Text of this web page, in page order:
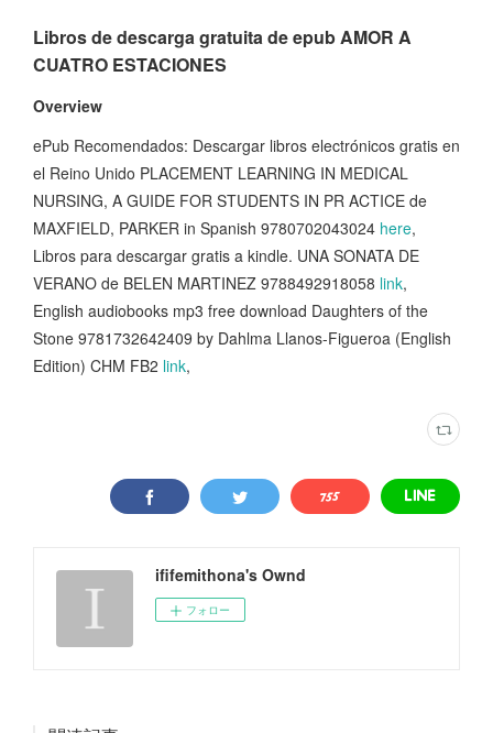
Libros de descarga gratuita de epub AMOR A
CUATRO ESTACIONES
Overview
ePub Recomendados: Descargar libros electrónicos gratis en
el Reino Unido PLACEMENT LEARNING IN MEDICAL
NURSING, A GUIDE FOR STUDENTS IN PR ACTICE de
MAXFIELD, PARKER in Spanish 9780702043024 here,
Libros para descargar gratis a kindle. UNA SONATA DE
VERANO de BELEN MARTINEZ 9788492918058 link,
English audiobooks mp3 free download Daughters of the
Stone 9781732642409 by Dahlma Llanos-Figueroa (English
Edition) CHM FB2 link,
ififemithona's Ownd
フォロー